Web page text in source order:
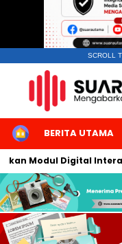
SCROLL
HOMEBERITA UTAMA
Modul Digital